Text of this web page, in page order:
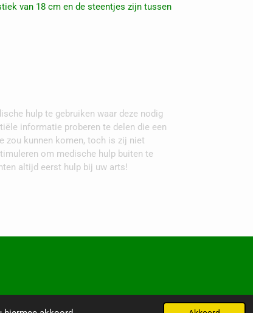
van 18 cm en de steentjes zijn tussen
hulp te gebruiken waar deze nodig
informatie proberen te delen die een
zou kunnen komen, toch is zij niet
om medische hulp buiten te
altijd eerst hulp bij uw arts!